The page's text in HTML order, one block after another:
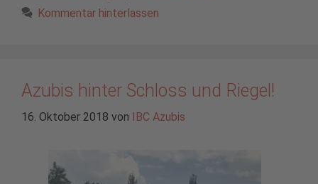
Kommentar hinterlassen
Azubis hinter Schloss und Riegel!
16. Oktober 2018 von IBC Azubis